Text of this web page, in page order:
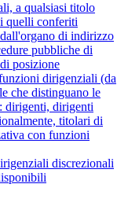
a qualsiasi titolo
quelli conferiti
di indirizzo
pubbliche di
posizione
dirigenziali (da
che distinguano le
dirigenti, dirigenti
titolari di
con funzioni
discrezionali